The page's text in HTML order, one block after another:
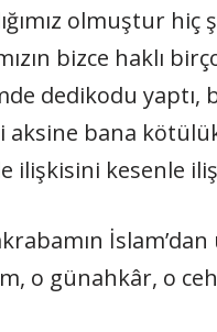
olmuştur hiç
bizce haklı
dedikodu yaptı,
aksine bana
ilişkisini kesenle
o günahkâr, o